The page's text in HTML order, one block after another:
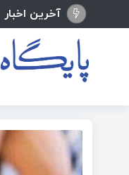
آخرین اخبار